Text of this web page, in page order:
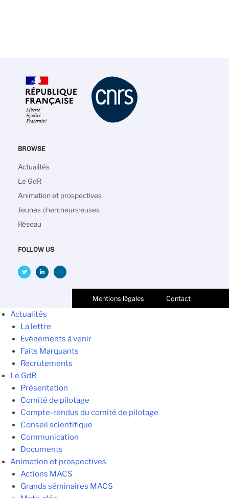
BROWSE
Navigation
principale
Actualités
Le GdR
Animation et prospectives
Jeunes chercheurs·euses
Réseau
FOLLOW US
Mentions légales Contact
Actualités
La lettre
Evénements à venir
Faits Marquants
Recrutements
Le GdR
Présentation
Comité de pilotage
Compte-rendus du comité de pilotage
Conseil scientifique
Communication
Documents
Animation et prospectives
Actions MACS
Grands séminaires MACS